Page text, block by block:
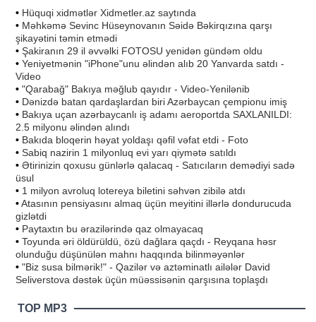
• Hüquqi xidmətlər Xidmetler.az saytında
• Məhkəmə Sevinc Hüseynovanın Səidə Bəkirqızına qarşı
şikayətini təmin etmədi
• Şakiranın 29 il əvvəlki FOTOSU yenidən gündəm oldu
• Yeniyetmənin "iPhone"unu əlindən alıb 20 Yanvarda satdı -
Video
• "Qarabağ" Bakıya məğlub qayıdır - Video-Yenilənib
• Dənizdə batan qardaşlardan biri Azərbaycan çempionu imiş
• Bakıya uçan azərbaycanlı iş adamı aeroportda SAXLANILDI:
2.5 milyonu əlindən alındı
• Bakıda bloqerin həyat yoldaşı qəfil vəfat etdi - Foto
• Sabiq nazirin 1 milyonluq evi yarı qiymətə satıldı
• Ətirinizin qoxusu günlərlə qalacaq - Satıcıların demədiyi sadə
üsul
• 1 milyon avroluq lotereya biletini səhvən zibilə atdı
•Atasının pensiyasını almaq üçün meyitini illərlə dondurucuda
gizlətdi
• Paytaxtın bu ərazilərində qaz olmayacaq
• Toyunda əri öldürüldü, özü dağlara qaçdı - Reyqana həsr
olunduğu düşünülən mahnı haqqında bilinməyənlər
• "Biz susa bilmərik!" - Qazilər və aztəminatlı ailələr David
Seliverstova dəstək üçün müəssisənin qarşısına toplaşdı
TOP MP3